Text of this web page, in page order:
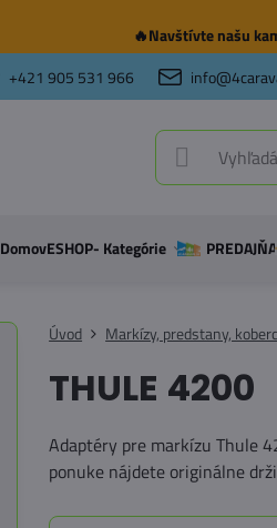
🔥Navštívte našu
+421 905 531 966
DomovESHOP- Kategórie PREDAJŇA
Úvod Markízy, predstany,
THULE 4200
Adaptéry pre markízu Thule
ponuke nájdete originálne